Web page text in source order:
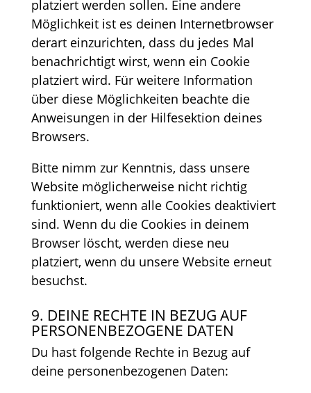
platziert werden sollen. Eine andere
Möglichkeit ist es deinen Internetbrowser
derart einzurichten, dass du jedes Mal
benachrichtigt wirst, wenn ein Cookie
platziert wird. Für weitere Information
über diese Möglichkeiten beachte die
Anweisungen in der Hilfesektion deines
Browsers.
Bitte nimm zur Kenntnis, dass unsere
Website möglicherweise nicht richtig
funktioniert, wenn alle Cookies deaktiviert
sind. Wenn du die Cookies in deinem
Browser löscht, werden diese neu
platziert, wenn du unsere Website erneut
besuchst.
9. DEINE RECHTE IN BEZUG AUF
PERSONENBEZOGENE DATEN
Du hast folgende Rechte in Bezug auf
deine personenbezogenen Daten: